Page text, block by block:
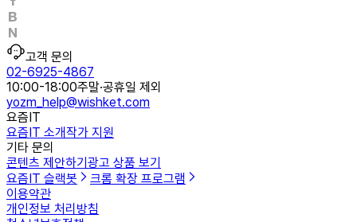
고객 문의
02-6925-4867
10:00-18:00주말·공휴일 제외
yozm_help@wishket.com
요즘IT
요즘IT 소개작가 지원
기타 문의
콘텐츠 제안하기광고 상품 보기
요즘IT 슬랙봇
크롬 확장 프로그램
이용약관
개인정보 처리방침